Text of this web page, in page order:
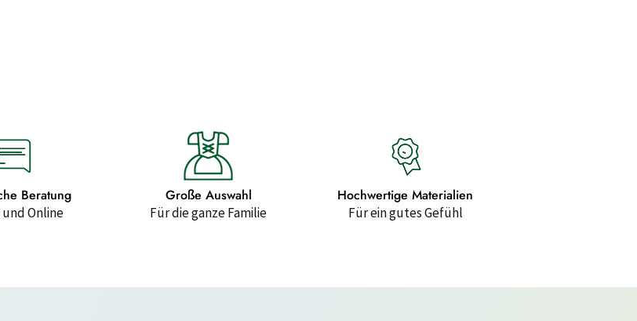
Beratung
Online
Große Auswahl
Für die ganze Familie
Hochwertige Materialien
Für ein gutes Gefühl